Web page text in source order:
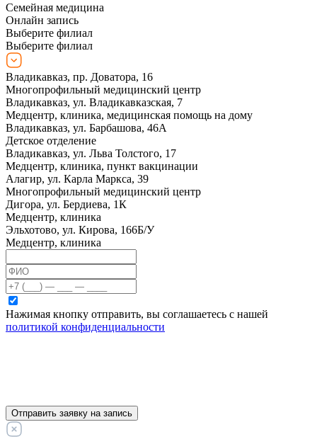
Семейная медицина
Онлайн запись
Выберите филиал
Выберите филиал
Владикавказ, пр. Доватора, 16
Многопрофильный медицинский центр
Владикавказ, ул. Владикавказская, 7
Медцентр, клиника, медицинская помощь на дому
Владикавказ, ул. Барбашова, 46А
Детское отделение
Владикавказ, ул. Льва Толстого, 17
Медцентр, клиника, пункт вакцинации
Алагир, ул. Карла Маркса, 39
Многопрофильный медицинский центр
Дигора, ул. Бердиева, 1К
Медцентр, клиника
Эльхотово, ул. Кирова, 166Б/У
Медцентр, клиника
Нажимая кнопку отправить, вы соглашаетесь с нашей
политикой конфиденциальности
Отправить заявку на запись